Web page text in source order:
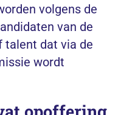
volgens de
van de
talent dat via de
wordt